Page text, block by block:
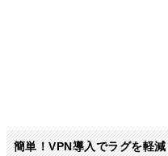
簡単！VPN導入でラグを軽